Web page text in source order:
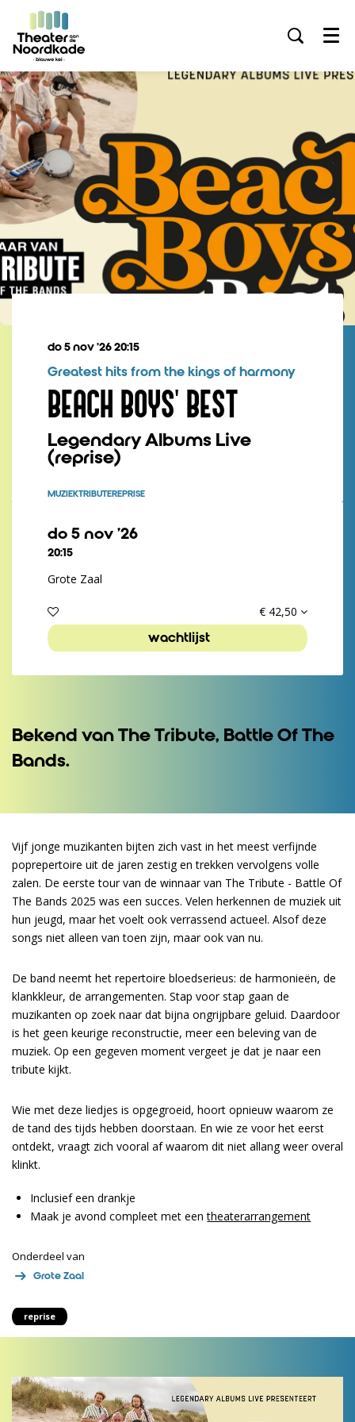
Menu
BEACH BOYS' BEST
Legendary Albums Live
(reprise)
Greatest hits from the kings of harmony
do 5 nov ’2620:15
MUZIEKTRIBUTEREPRISE
do 5 nov ’26
20:15
Grote Zaal
€ 42,50
wachtlijst
Bekend van The Tribute, Battle Of The
Bands.
Vijf jonge muzikanten bijten zich vast in het meest verfijnde
poprepertoire uit de jaren zestig en trekken vervolgens volle
zalen. De eerste tour van de winnaar van The Tribute - Battle Of
The Bands 2025 was een succes. Velen herkennen de muziek uit
hun jeugd, maar het voelt ook verrassend actueel. Alsof deze
songs niet alleen van toen zijn, maar ook van nu.
De band neemt het repertoire bloedserieus: de harmonieën, de
klankkleur, de arrangementen. Stap voor stap gaan de
muzikanten op zoek naar dat bijna ongrijpbare geluid. Daardoor
is het geen keurige reconstructie, meer een beleving van de
muziek. Op een gegeven moment vergeet je dat je naar een
tribute kijkt.
Wie met deze liedjes is opgegroeid, hoort opnieuw waarom ze
de tand des tijds hebben doorstaan. En wie ze voor het eerst
ontdekt, vraagt zich vooral af waarom dit niet allang weer overal
klinkt.
Inclusief een drankje
Maak je avond compleet met eentheaterarrangement
Onderdeel van
Grote Zaal
reprise